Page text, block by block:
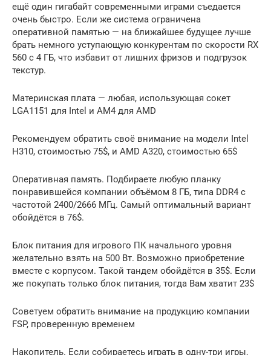
ещё один гигабайт современными играми съедается
очень быстро. Если же система ограничена
оперативной памятью — на ближайшее будущее лучше
брать немного уступающую конкурентам по скорости RX
560 с 4 ГБ, что избавит от лишних фризов и подгрузок
текстур.
Материнская плата — любая, использующая сокет
LGA1151 для Intel и AM4 для AMD
Рекомендуем обратить своё внимание на модели Intel
H310, стоимостью 75$, и AMD А320, стоимостью 65$
Оперативная память. Подбираете любую планку
понравившейся компании объёмом 8 ГБ, типа DDR4 с
частотой 2400/2666 МГц. Самый оптимальный вариант
обойдётся в 76$.
Блок питания для игрового ПК начального уровня
желательно взять на 500 Вт. Возможно приобретение
вместе с корпусом. Такой тандем обойдётся в 35$. Если
же покупать только блок питания, тогда Вам хватит 23$
Советуем обратить внимание на продукцию компании
FSP, проверенную временем
Накопитель. Если собираетесь играть в одну-три игры,